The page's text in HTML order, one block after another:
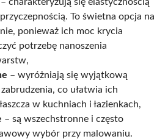
To świetna opcja na
ponieważ ich moc krycia
potrzebę nanoszenia
– wyróżniają się wyjątkową
co ułatwia ich
w kuchniach i łazienkach,
– są wszechstronne i często
wybór przy malowaniu.